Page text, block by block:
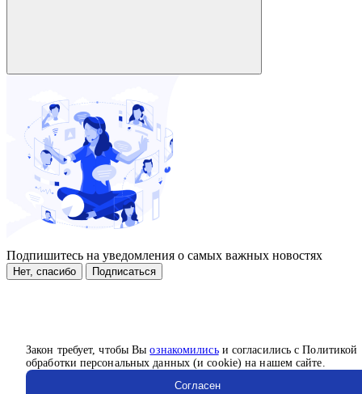
Закон требует, чтобы Выознакомилисьи согласились с Политикой
обработки персональных данных (и cookie) на нашем сайте.
Согласен
Подпишитесь на уведомления о самых важных новостях
Нет, спасибо Подписаться